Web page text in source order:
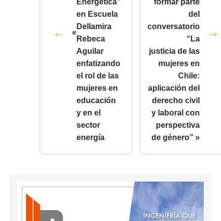
«
en Escuela
Dellamira
Rebeca
Aguilar
enfatizando
el rol de las
mujeres en
educación
y en el
sector
energía
del
conversatorio
“La
justicia de las
mujeres en
Chile:
aplicación del
derecho civil
y laboral con
perspectiva
de género” »